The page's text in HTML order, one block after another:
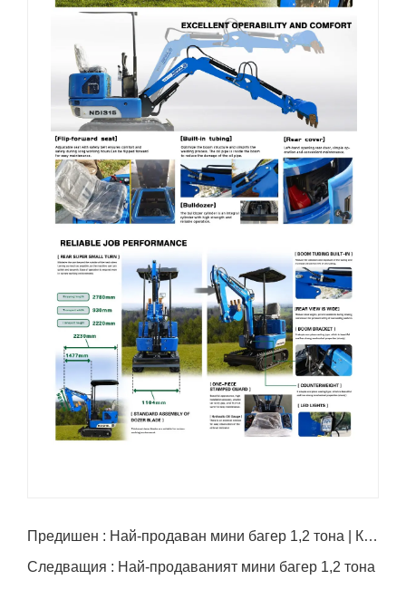
Предишен : Най-продаван мини багер 1,2 тона | Компактен и мощен
Следващия : Най-продаваният мини багер 1,2 тона